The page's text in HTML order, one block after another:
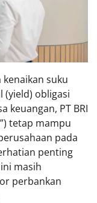
kenaikan suku
(yield) obligasi
keuangan, PT BRI
tetap mampu
pada
penting
masih
perbankan